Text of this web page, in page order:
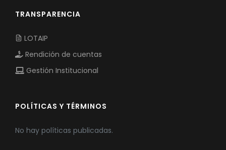
TRANSPARENCIA
LOTAIP
Rendición de cuentas
Gestión Institucional
POLÍTICAS Y TÉRMINOS
No hay políticas publicadas.